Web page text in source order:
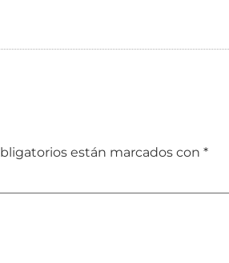
están marcados con *